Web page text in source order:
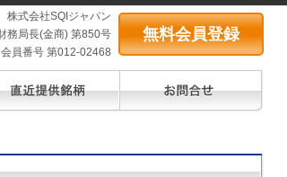
株式会社SQIジャパン
務局長(金商) 第850号
員番号 第012-02468
無料会員登録